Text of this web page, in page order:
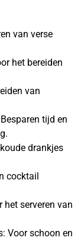
van verse
het bereiden
van
tijd en
drankjes
cocktail
het serveren van
Voor schoon en